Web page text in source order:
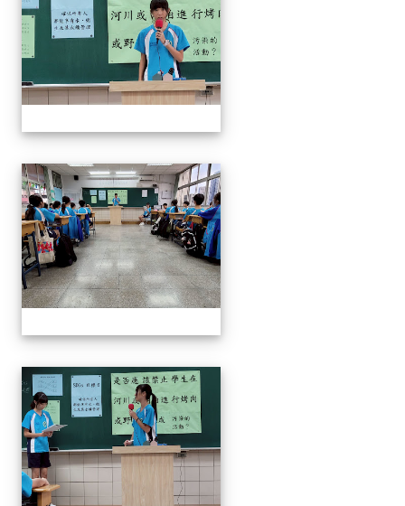
奧瑞岡辯論比賽
奧瑞岡辯論比賽